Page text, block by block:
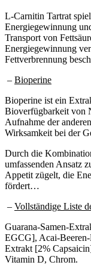
L-Carnitin Tartrat
Energiegewinnung
Transport von
Energiegewinnung
Fettverbrennung
– Bioperine
Bioperine ist ein
Bioverfügbarkeit von
Aufnahme der
Wirksamkeit bei der
Durch die
umfassenden Ansatz
Appetit zügelt, die
fördert…
– Vollständige Liste
Guarana-Samen-
EGCG], Acai-
Extrakt [2%
Vitamin D, Chrom.